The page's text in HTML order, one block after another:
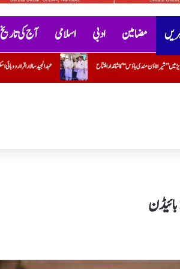
مضامین ادبی اسلامی آج کی تاریخ
عبدالمجید سالار اقرا اردو ہائی اسکول میں نشہ مخالف مہم کے تحت بیداری پروگرام